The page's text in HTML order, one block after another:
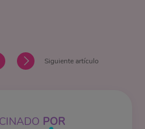
Siguiente artículo
POR